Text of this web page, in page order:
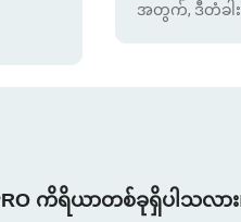
အတွက်, ဒီတံခါ
ကိရိယာတစ်ခုရှိပါသလား